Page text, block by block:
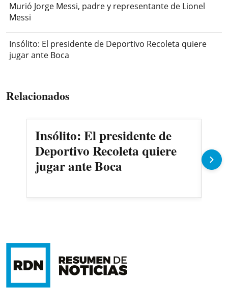
Murió Jorge Messi, padre y representante de Lionel
Messi
Insólito: El presidente de Deportivo Recoleta quiere
jugar ante Boca
Relacionados
Insólito: El presidente de
Deportivo Recoleta quiere
jugar ante Boca